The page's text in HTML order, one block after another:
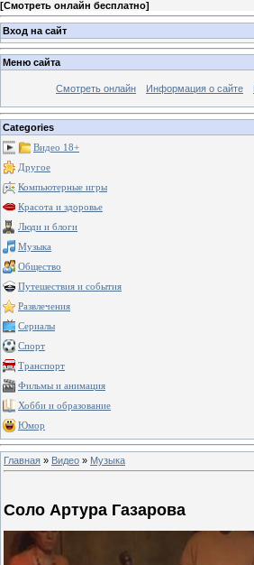
[Смотреть онлайн бесплатно]
Вход на сайт
Меню сайта
Смотреть онлайн Информация о сайте
Categories
Видео 18+
Другое
Компьютерные игры
Красота и здоровье
Люди и блоги
Музыка
Общество
Путешествия и события
Развлечения
Сериалы
Спорт
Транспорт
Фильмы и анимация
Хобби и образование
Юмор
Главная » Видео » Музыка
Соло Артура Газарова